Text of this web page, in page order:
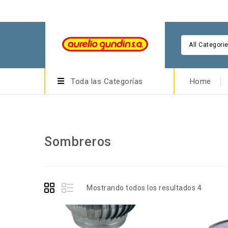
All
Toda las Categorías Home
Sombreros
Mostrando todos los resultados 4